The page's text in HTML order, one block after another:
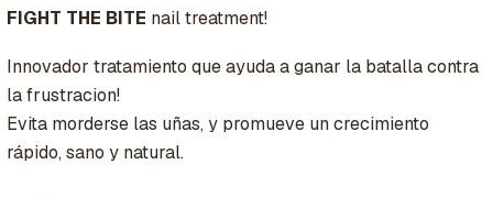
FIGHT THE BITE nail treatment!
Innovador tratamiento que ayuda a ganar la batalla contra
la frustracion!
Evita morderse las uñas, y promueve un crecimiento
rápido, sano y natural.